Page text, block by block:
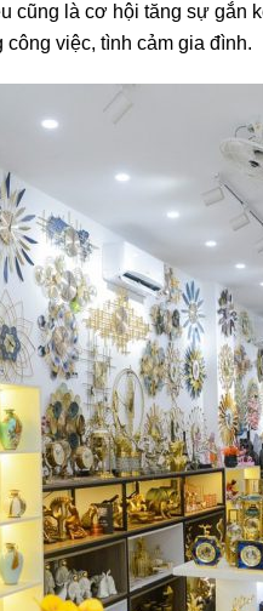
cũng là cơ hội tăng sự gắn
việc, tình cảm gia đình.